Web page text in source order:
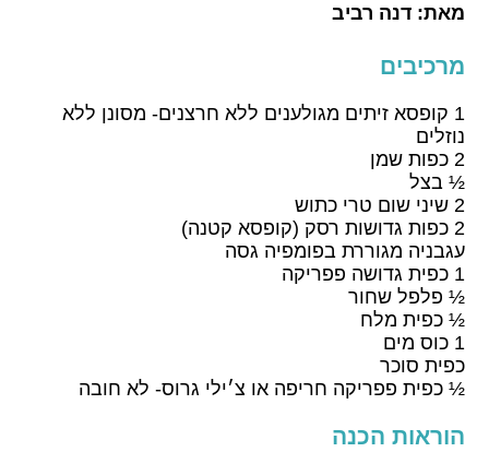
מאת:דנה רביב
מרכיבים
1 קופסא זיתים מגולענים ללא חרצנים- מסונן ללא
נוזלים
2 כפות שמן
½ בצל
2 שיני שום טרי כתוש
2 כפות גדושות רסק (קופסא קטנה)
עגבניה מגוררת בפומפיה גסה
1 כפית גדושה פפריקה
½ פלפל שחור
½ כפית מלח
1 כוס מים
כפית סוכר
½ כפית פפריקה חריפה או צ׳ילי גרוס- לא חובה
הוראות הכנה